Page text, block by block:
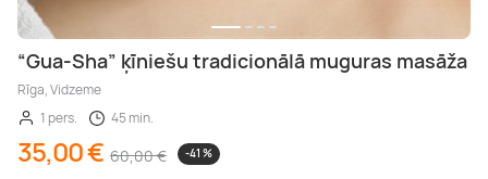
“Gua-Sha” ķīniešu tradicionālā muguras masāža
Rīga, Vidzeme
1 pers.
45 min.
35,00 € 60,00 € -41 %